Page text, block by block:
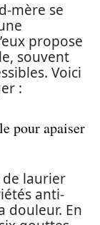
mère se
propose
souvent
Voici
:
pour apaiser
de laurier
anti-
douleur. En